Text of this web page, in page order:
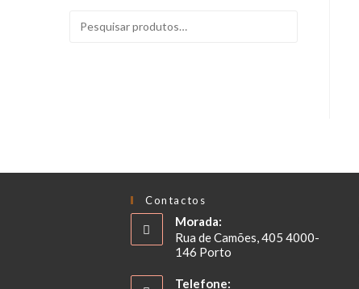
Contactos
Morada:
Rua de Camões, 405 4000-
146 Porto
Telefone: